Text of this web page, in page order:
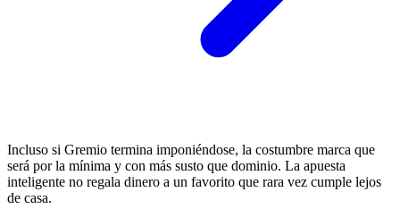
Incluso si Gremio termina imponiéndose, la costumbre marca que
será por la mínima y con más susto que dominio. La apuesta
inteligente no regala dinero a un favorito que rara vez cumple lejos
de casa.